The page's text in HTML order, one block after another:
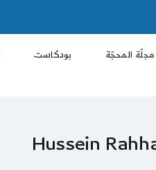
مجلّة المحجّة بودكاست
Hussein